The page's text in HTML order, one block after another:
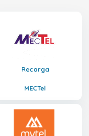
Recarga
MECTel